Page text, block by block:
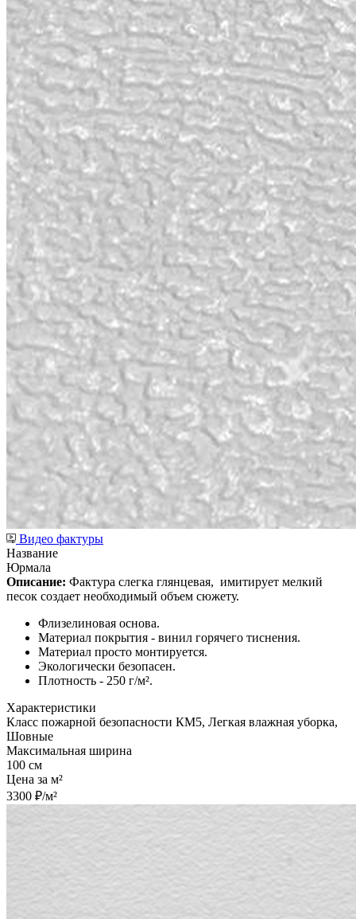
Видео фактуры
Название
Юрмала
Описание: Фактура слегка глянцевая, имитирует мелкий
песок создает необходимый объем сюжету.
Флизелиновая основа.
Материал покрытия - винил горячего тиснения.
Материал просто монтируется.
Экологически безопасен.
Плотность - 250 г/м².
Характеристики
Класс пожарной безопасности КМ5, Легкая влажная уборка,
Шовные
Максимальная ширина
100 см
Цена за м²
3300 ₽/м²